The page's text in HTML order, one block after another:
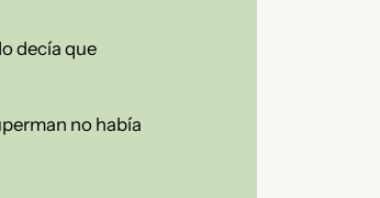
decía que
no había